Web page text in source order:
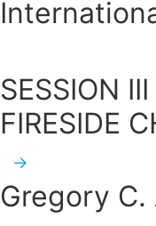
SESSION III
FIRESIDE
Gregory C.